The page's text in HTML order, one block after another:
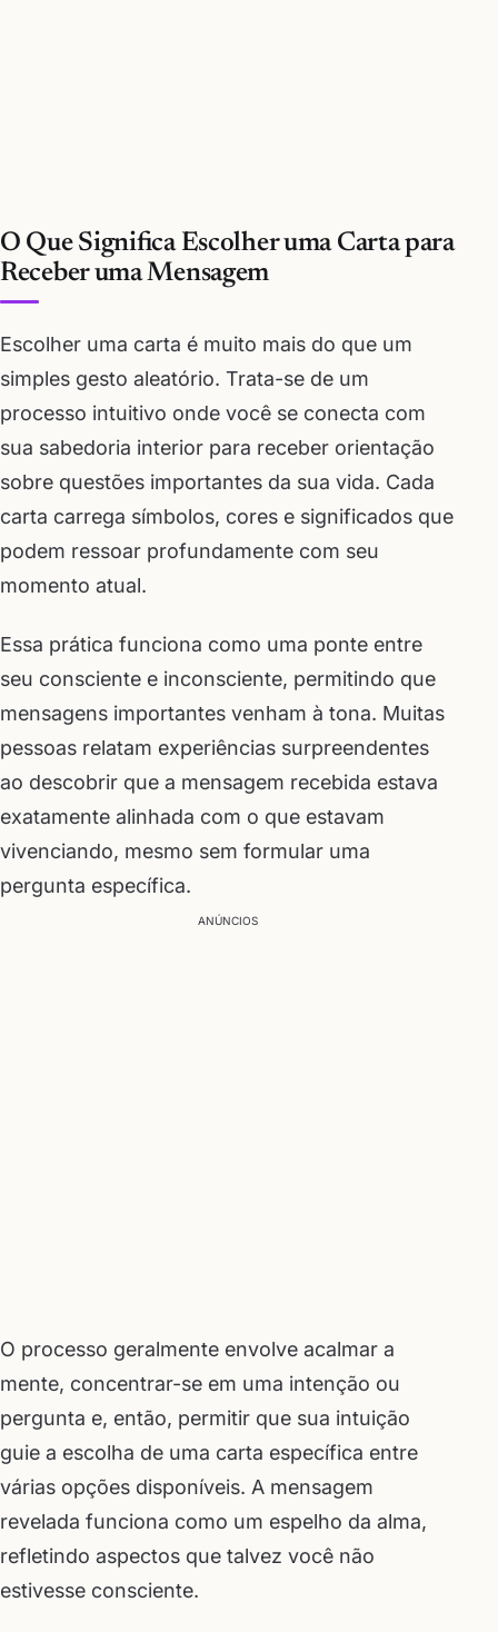
O Que Significa Escolher uma Carta para
Receber uma Mensagem
Escolher uma carta é muito mais do que um
simples gesto aleatório. Trata-se de um
processo intuitivo onde você se conecta com
sua sabedoria interior para receber orientação
sobre questões importantes da sua vida. Cada
carta carrega símbolos, cores e significados que
podem ressoar profundamente com seu
momento atual.
Essa prática funciona como uma ponte entre
seu consciente e inconsciente, permitindo que
mensagens importantes venham à tona. Muitas
pessoas relatam experiências surpreendentes
ao descobrir que a mensagem recebida estava
exatamente alinhada com o que estavam
vivenciando, mesmo sem formular uma
pergunta específica.
ANÚNCIOS
O processo geralmente envolve acalmar a
mente, concentrar-se em uma intenção ou
pergunta e, então, permitir que sua intuição
guie a escolha de uma carta específica entre
várias opções disponíveis. A mensagem
revelada funciona como um espelho da alma,
refletindo aspectos que talvez você não
estivesse consciente.